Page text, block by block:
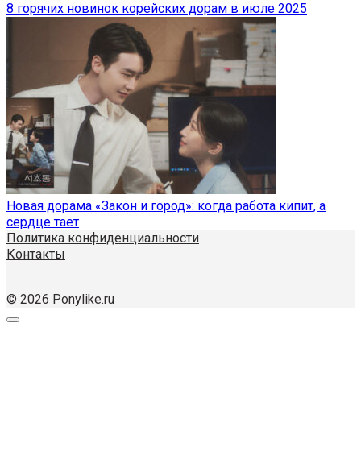
8 горячих новинок корейских дорам в июле 2025
Новая дорама «Закон и город»: когда работа кипит, а
сердце тает
Политика конфиденциальности
Контакты
© 2026 Ponylike.ru